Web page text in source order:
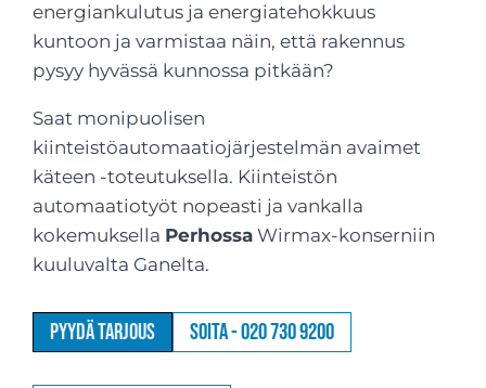
energiankulutus ja energiatehokkuus
kuntoon ja varmistaa näin, että rakennus
pysyy hyvässä kunnossa pitkään?
Saat monipuolisen
kiinteistöautomaatiojärjestelmän avaimet
käteen -toteutuksella. Kiinteistön
automaatiotyöt nopeasti ja vankalla
kokemuksella Perhossa Wirmax-konserniin
kuuluvalta Ganelta.
Pyydä tarjous Soita - 020 730 9200